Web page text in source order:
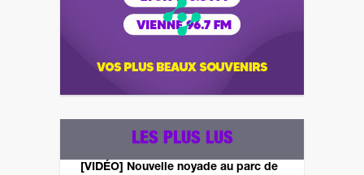
LES PLUS LUS
[VIDÉO] Nouvelle noyade au parc de